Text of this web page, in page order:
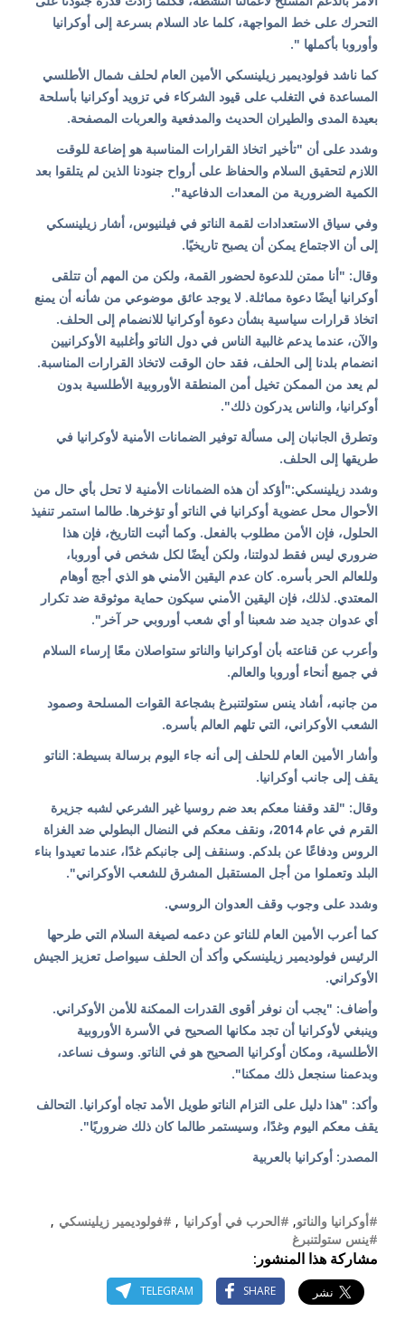
التحرك على خط المواجهة، كلما عاد السلام بسرعة إلى أوكرانيا
وأوروبا بأكملها ".
كما ناشد فولوديمير زيلينسكي الأمين العام لحلف شمال الأطلسي
المساعدة في التغلب على قيود الشركاء في تزويد أوكرانيا بأسلحة
بعيدة المدى والطيران الحديث والمدفعية والعربات المصفحة.
وشدد على أن "تأخير اتخاذ القرارات المناسبة هو إضاعة للوقت
اللازم لتحقيق السلام والحفاظ على أرواح جنودنا الذين لم يتلقوا بعد
الكمية الضرورية من المعدات الدفاعية".
وفي سياق الاستعدادات لقمة الناتو في فيلنيوس، أشار زيلينسكي
إلى أن الاجتماع يمكن أن يصبح تاريخيًا.
وقال: "أنا ممتن للدعوة لحضور القمة، ولكن من المهم أن تتلقى
أوكرانيا أيضًا دعوة مماثلة. لا يوجد عائق موضوعي من شأنه أن يمنع
اتخاذ قرارات سياسية بشأن دعوة أوكرانيا للانضمام إلى الحلف.
والآن، عندما يدعم غالبية الناس في دول الناتو وأغلبية الأوكرانيين
انضمام بلدنا إلى الحلف، فقد حان الوقت لاتخاذ القرارات المناسبة.
لم يعد من الممكن تخيل أمن المنطقة الأوروبية الأطلسية بدون
أوكرانيا، والناس يدركون ذلك".
وتطرق الجانبان إلى مسألة توفير الضمانات الأمنية لأوكرانيا في
طريقها إلى الحلف.
وشدد زيلينسكي:"أؤكد أن هذه الضمانات الأمنية لا تحل بأي حال من
الأحوال محل عضوية أوكرانيا في الناتو أو تؤخرها. طالما استمر تنفيذ
الحلول، فإن الأمن مطلوب بالفعل. وكما أثبت التاريخ، فإن هذا
ضروري ليس فقط لدولتنا، ولكن أيضًا لكل شخص في أوروبا،
وللعالم الحر بأسره. كان عدم اليقين الأمني ​​هو الذي أجج أوهام
المعتدي. لذلك، فإن اليقين الأمني ​​سيكون حماية موثوقة ضد تكرار
أي عدوان جديد ضد شعبنا أو أي شعب أوروبي حر آخر".
وأعرب عن قناعته بأن أوكرانيا والناتو ستواصلان معًا إرساء السلام
في جميع أنحاء أوروبا والعالم.
من جانبه، أشاد ينس ستولتنبرغ بشجاعة القوات المسلحة وصمود
الشعب الأوكراني، التي تلهم العالم بأسره.
وأشار الأمين العام للحلف إلى أنه جاء اليوم برسالة بسيطة: الناتو
يقف إلى جانب أوكرانيا.
وقال: "لقد وقفنا معكم بعد ضم روسيا غير الشرعي لشبه جزيرة
القرم في عام 2014، ونقف معكم في النضال البطولي ضد الغزاة
الروس ودفاعًا عن بلدكم. وسنقف إلى جانبكم غدًا، عندما تعيدوا بناء
البلد وتعملوا من أجل المستقبل المشرق للشعب الأوكراني".
وشدد على وجوب وقف العدوان الروسي.
كما أعرب الأمين العام للناتو عن دعمه لصيغة السلام التي طرحها
الرئيس فولوديمير زيلينسكي وأكد أن الحلف سيواصل تعزيز الجيش
الأوكراني.
وأضاف: "يجب أن نوفر أقوى القدرات الممكنة للأمن الأوكراني.
وينبغي لأوكرانيا أن تجد مكانها الصحيح في الأسرة الأوروبية
الأطلسية، ومكان أوكرانيا الصحيح هو في الناتو. وسوف نساعد،
وبدعمنا سنجعل ذلك ممكنا".
وأكد: "هذا دليل على التزام الناتو طويل الأمد تجاه أوكرانيا. التحالف
يقف معكم اليوم وغدًا، وسيستمر طالما كان ذلك ضروريًا".
المصدر: أوكرانيا بالعربية
#أوكرانيا والناتو, #الحرب في أوكرانيا , #فولوديمير زيلينسكي ,
#ينس ستولتنبرغ
مشاركة هذا المنشور:
SHARE
TELEGRAM